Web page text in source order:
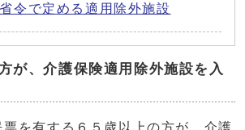
令で定める適用除外施設
が、介護保険適用除外施設を入
を有する６５歳以上の方が、介護